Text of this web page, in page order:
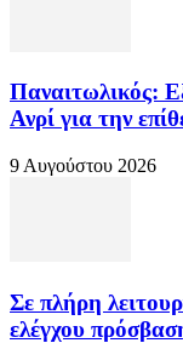
Παναιτωλικός:
Ανρί για την
9 Αυγούστου 2026
Σε πλήρη
ελέγχου